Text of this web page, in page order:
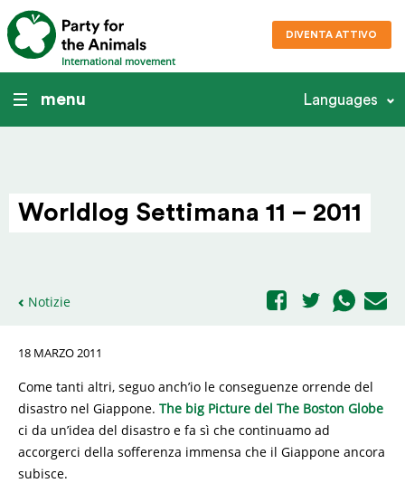
International movement
DIVENTA ATTIVO
menu Languages
Worldlog Settimana 11 – 2011
Notizie
18 MARZO 2011
Come tanti altri, seguo anch’io le conseguenze orrende del
disastro nel Giappone. The big Picture del The Boston Globe
ci da un’idea del disastro e fa sì che continuamo ad
accorgerci della sofferenza immensa che il Giappone ancora
subisce.